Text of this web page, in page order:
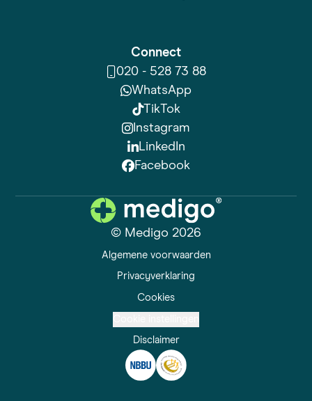
Connect
020 - 528 73 88
WhatsApp
TikTok
Instagram
LinkedIn
Facebook
© Medigo 2026
Algemene voorwaarden
Privacyverklaring
Cookies
Disclaimer